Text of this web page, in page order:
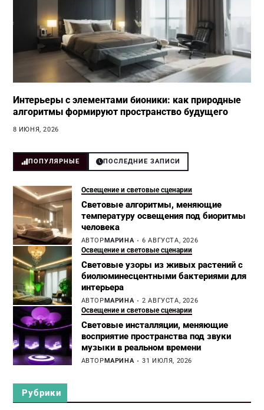
Интерьеры с элементами бионики: как природные
алгоритмы формируют пространство будущего
8 ИЮНЯ, 2026
ПОПУЛЯРНЫЕ ПОСЛЕДНИЕ ЗАПИСИ
Освещение и световые сценарии
Световые алгоритмы, меняющие
температуру освещения под биоритмы
человека
АВТОР МАРИНА 6 АВГУСТА, 2026
Освещение и световые сценарии
Световые узоры из живых растений с
биолюминесцентными бактериями для
интерьера
АВТОР МАРИНА 2 АВГУСТА, 2026
Освещение и световые сценарии
Световые инсталляции, меняющие
восприятие пространства под звуки
музыки в реальном времени
АВТОР МАРИНА 31 ИЮЛЯ, 2026
Рубрики